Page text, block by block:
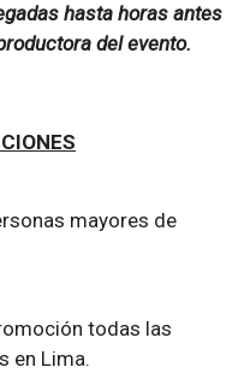
hasta horas antes
del evento.
mayores de
todas las
en Lima.